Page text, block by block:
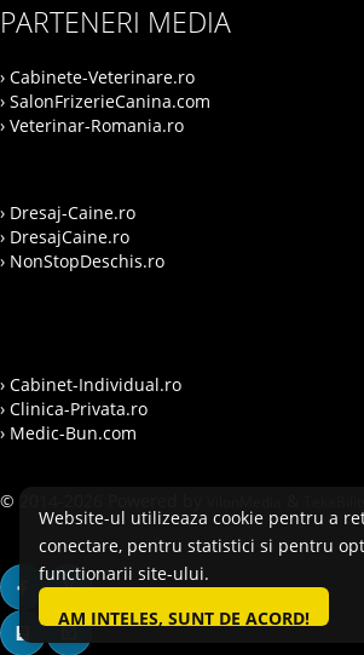
PARTENERI MEDIA
› Cabinete-Veterinare.ro
› SalonFrizerieCanina.com
› Veterinar-Romania.ro
› Dresaj-Caine.ro
› DresajCaine.ro
› NonStopDeschis.ro
› Cabinet-Individual.ro
› Clinica-Privata.ro
› Medic-Bun.com
© 2014-2026 Powered by
Website-ul utilizeaza cookie pentru a
conectare, pentru statistici si pentru
functionarii site-ului.
AM INTELES, SUNT DE ACORD!